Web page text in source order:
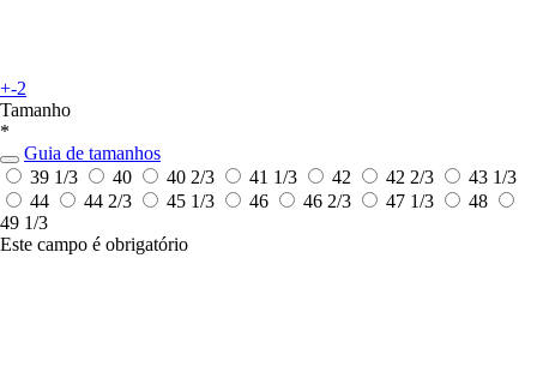
+-2
Tamanho
*
Guia de tamanhos
39 1/3
40 40 2/3 41 1/3 42 42 2/3
43 1/3
44
44 2/3 45 1/3 46 46 2/3 47 1/3
48
49 1/3
Este campo é obrigatório